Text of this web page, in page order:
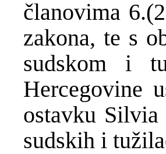
članovima
zakona, te s
sudskom i
Hercegovine
ostavku
sudskih i